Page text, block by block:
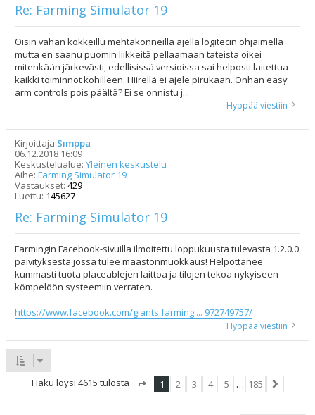
Re: Farming Simulator 19
Oisin vähän kokkeillu mehtäkonneilla ajella logitecin ohjaimella
mutta en saanu puomin liikkeitä pellaamaan tateista oikei
mitenkään järkevästi, edellisissä versioissa sai helposti laitettua
kaikki toiminnot kohilleen. Hiirellä ei ajele pirukaan. Onhan easy
arm controls pois päältä? Ei se onnistu j...
Hyppää viestiin
Kirjoittaja Simppa
06.12.2018 16:09
Keskustelualue: Yleinen keskustelu
Aihe: Farming Simulator 19
Vastaukset: 429
Luettu: 145627
Re: Farming Simulator 19
Farmingin Facebook-sivuilla ilmoitettu loppukuusta tulevasta 1.2.0.0
päivityksestä jossa tulee maastonmuokkaus! Helpottanee
kummasti tuota placeablejen laittoa ja tilojen tekoa nykyiseen
kömpelöön systeemiin verraten.
https://www.facebook.com/giants.farming ... 972749757/
Hyppää viestiin
Haku löysi 4615 tulosta
1 2 3 4 5 … 185